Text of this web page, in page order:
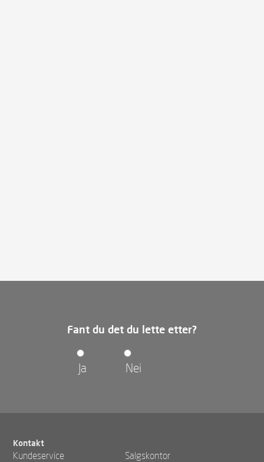
Fant du det du lette etter?
Ja Nei
Kontakt
Kundeservice
Salgskontor